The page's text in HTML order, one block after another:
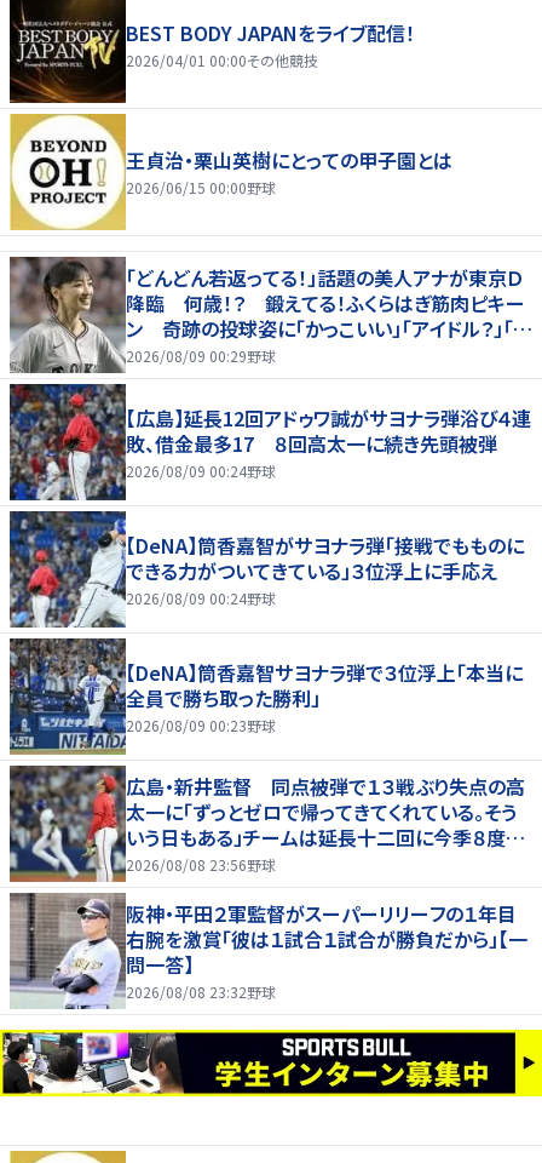
BEST BODY JAPANをライブ配信！
2026/04/01 00:00その他競技
王貞治・栗山英樹にとっての甲子園とは
2026/06/15 00:00野球
「どんどん若返ってる！」話題の美人アナが東京Ｄ
降臨 何歳！？ 鍛えてる！ふくらはぎ筋肉ピキー
ン 奇跡の投球姿に「かっこいい」「アイドル？」「女
神」
2026/08/09 00:29野球
【広島】延長12回アドゥワ誠がサヨナラ弾浴び４連
敗、借金最多17 ８回高太一に続き先頭被弾
2026/08/09 00:24野球
【DeNA】筒香嘉智がサヨナラ弾「接戦でもものに
できる力がついてきている」３位浮上に手応え
2026/08/09 00:24野球
【DeNA】筒香嘉智サヨナラ弾で３位浮上「本当に
全員で勝ち取った勝利」
2026/08/09 00:23野球
広島・新井監督 同点被弾で１３戦ぶり失点の高
太一に「ずっとゼロで帰ってきてくれている。そう
いう日もある」チームは延長十二回に今季８度目
サヨナラ負け
2026/08/08 23:56野球
阪神・平田２軍監督がスーパーリリーフの１年目
右腕を激賞「彼は１試合１試合が勝負だから」【一
問一答】
2026/08/08 23:32野球